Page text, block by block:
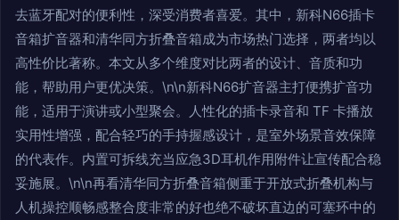
去蓝牙配对的便利性，深受消费者喜爱。其中，新科N66插卡
音箱扩音器和清华同方折叠音箱成为市场热门选择，两者均以
高性价比著称。本文从多个维度对比两者的设计、音质和功
能，帮助用户更优决策。\n\n新科N66扩音器主打便携扩音功
能，适用于演讲或小型聚会。人性化的插卡录音和 TF 卡播放
实用性增强，配合轻巧的手持握感设计，是室外场景音效保障
的代表作。内置可拆线充当应急3D耳机作用附件让宣传配合稳
妥施展。\n\n再看清华同方折叠音箱侧重于开放式折叠机构与
人机操控顺畅感整合度非常的好也绝不破坏直边的可塞环中的